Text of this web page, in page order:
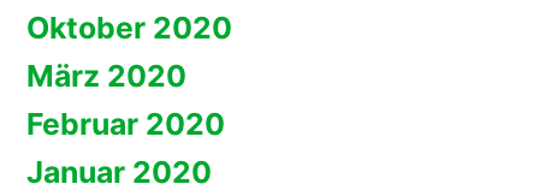
Oktober 2020
März 2020
Februar 2020
Januar 2020